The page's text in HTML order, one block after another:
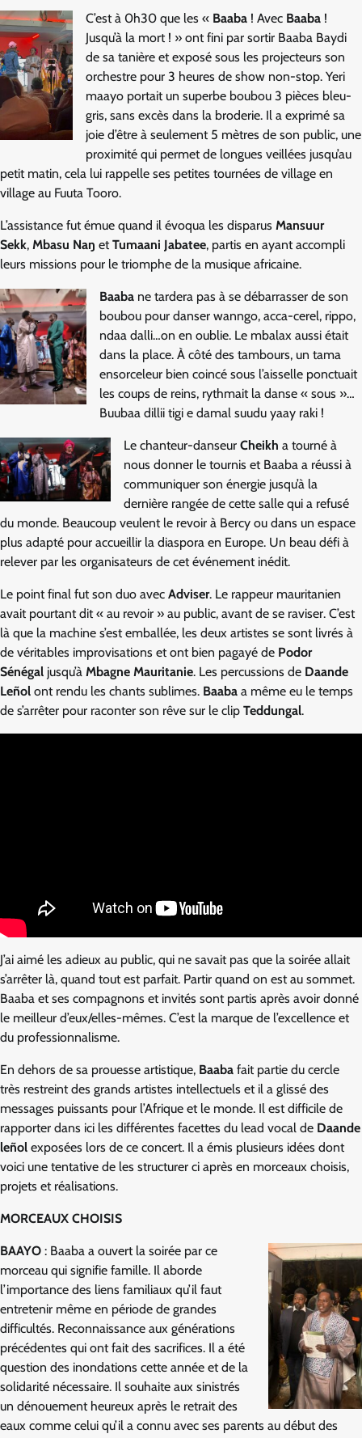
C’est à 0h30 que les « Baaba ! Avec Baaba !
Jusqu’à la mort ! » ont fini par sortir Baaba Baydi
de sa tanière et exposé sous les projecteurs son
orchestre pour 3 heures de show non-stop. Yeri
maayo portait un superbe boubou 3 pièces bleu-
gris, sans excès dans la broderie. Il a exprimé sa
joie d’être à seulement 5 mètres de son public, une
proximité qui permet de longues veillées jusqu’au
petit matin, cela lui rappelle ses petites tournées de village en
village au Fuuta Tooro.
L’assistance fut émue quand il évoqua les disparus Mansuur
Sekk, Mbasu Naŋ etTumaani Jabatee, partis en ayant accompli
leurs missions pour le triomphe de la musique africaine.
Baaba ne tardera pas à se débarrasser de son
boubou pour danser wanngo, acca-cerel, rippo,
ndaa dalli…on en oublie. Le mbalax aussi était
dans la place. À côté des tambours, un tama
ensorceleur bien coincé sous l’aisselle ponctuait
les coups de reins, rythmait la danse « sous »…
Buubaa dillii tigi e damal suudu yaay raki !
Le chanteur-danseur Cheikh a tourné à
nous donner le tournis et Baaba a réussi à
communiquer son énergie jusqu’à la
dernière rangée de cette salle qui a refusé
du monde. Beaucoup veulent le revoir à Bercy ou dans un espace
plus adapté pour accueillir la diaspora en Europe. Un beau défi à
relever par les organisateurs de cet événement inédit.
Le point final fut son duo avec Adviser. Le rappeur mauritanien
avait pourtant dit « au revoir » au public, avant de se raviser. C’est
là que la machine s’est emballée, les deux artistes se sont livrés à
de véritables improvisations et ont bien pagayé de Podor
Sénégal jusqu’à Mbagne Mauritanie. Les percussions de Daande
Leñol ont rendu les chants sublimes. Baaba a même eu le temps
de s’arrêter pour raconter son rêve sur le clip Teddungal.
J’ai aimé les adieux au public, qui ne savait pas que la soirée allait
s’arrêter là, quand tout est parfait. Partir quand on est au sommet.
Baaba et ses compagnons et invités sont partis après avoir donné
le meilleur d’eux/elles-mêmes. C’est la marque de l’excellence et
du professionnalisme.
En dehors de sa prouesse artistique, Baaba fait partie du cercle
très restreint des grands artistes intellectuels et il a glissé des
messages puissants pour l’Afrique et le monde. Il est difficile de
rapporter dans ici les différentes facettes du lead vocal de Daande
leñol exposées lors de ce concert. Il a émis plusieurs idées dont
voici une tentative de les structurer ci après en morceaux choisis,
projets et réalisations.
MORCEAUX CHOISIS
BAAYO : Baaba a ouvert la soirée par ce
morceau qui signifie famille. Il aborde
l’importance des liens familiaux qu’il faut
entretenir même en période de grandes
difficultés. Reconnaissance aux générations
précédentes qui ont fait des sacrifices. Il a été
question des inondations cette année et de la
solidarité nécessaire. Il souhaite aux sinistrés
un dénouement heureux après le retrait des
eaux comme celui qu’il a connu avec ses parents au début des